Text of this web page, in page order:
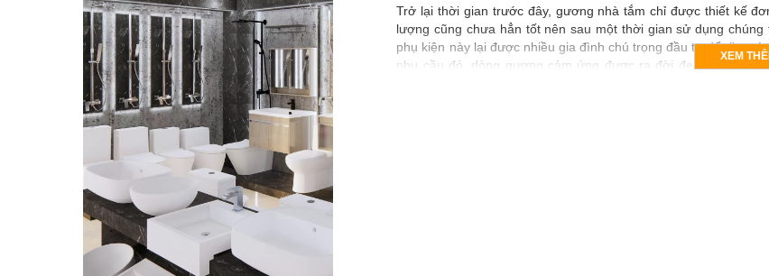
Trở lại thời gian trước đây, gương nhà tắm chỉ được thiết kế
lượng cũng chưa hẳn tốt nên sau một thời gian sử dụng
phụ kiện này lại được nhiều gia đình chú trọng đầu tư để tăng
nhu cầu đó, dòng gương cảm ứng được ra đời đem đến
XEM